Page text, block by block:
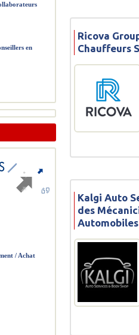
Ricova
Chauffeurs
Kalgi Auto
des
Automobiles
en
/ Achat